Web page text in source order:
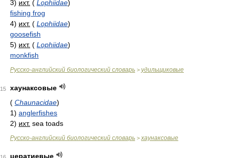
3) ихт. ( Lophiidae)
fishing frog
4) ихт. ( Lophiidae)
goosefish
5) ихт. ( Lophiidae)
monkfish
Русско-английский биологический словарь > удильщиковые
15
хаунаксовые
( Chaunacidae)
1) anglerfishes
2) ихт. sea toads
Русско-английский биологический словарь > хаунаксовые
цератиевые